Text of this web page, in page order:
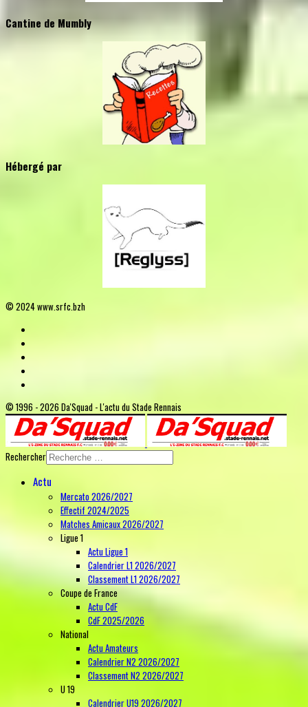
Cantine de Mumbly
Hébergé par
© 2024 www.srfc.bzh
© 1996 - 2026 Da'Squad - L'actu du Stade Rennais
Rechercher
Actu
Mercato 2026/2027
Effectif 2024/2025
Matches Amicaux 2026/2027
Ligue 1
Actu Ligue 1
Calendrier L1 2026/2027
Classement L1 2026/2027
Coupe de France
Actu CdF
CdF 2025/2026
National
Actu Amateurs
Calendrier N2 2026/2027
Classement N2 2026/2027
U 19
Calendrier U19 2026/2027